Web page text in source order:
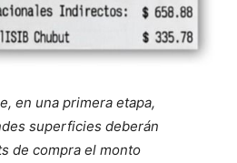
en una primera etapa,
superficies deberán
de compra el monto